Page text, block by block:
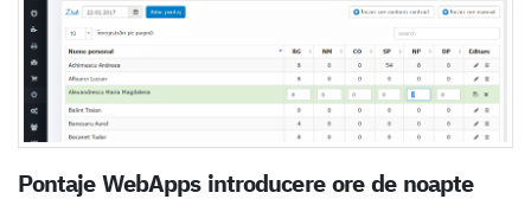
Pontaje WebApps introducere ore de noapte